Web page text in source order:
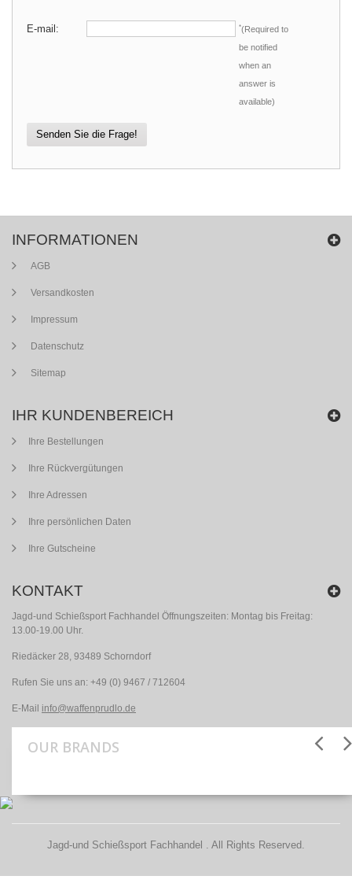
E-mail: *(Required to
be notified
when an
answer is
available)
Senden Sie die Frage!
INFORMATIONEN
AGB
Versandkosten
Impressum
Datenschutz
Sitemap
IHR KUNDENBEREICH
Ihre Bestellungen
Ihre Rückvergütungen
Ihre Adressen
Ihre persönlichen Daten
Ihre Gutscheine
KONTAKT
Jagd-und Schießsport Fachhandel Öffnungszeiten: Montag bis Freitag:
13.00-19.00 Uhr.
Riedäcker 28, 93489 Schorndorf
Rufen Sie uns an: +49 (0) 9467 / 712604
E-Mail info@waffenprudlo.de
OUR BRANDS
Jagd-und Schießsport Fachhandel . All Rights Reserved.